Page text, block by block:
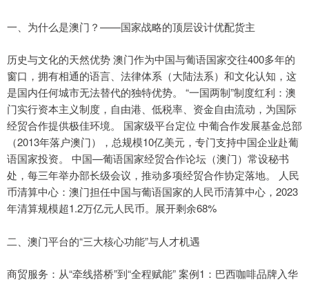
一、为什么是澳门？——国家战略的顶层设计优配货主
历史与文化的天然优势 澳门作为中国与葡语国家交往400多年的
窗口，拥有相通的语言、法律体系（大陆法系）和文化认知，这
是国内任何城市无法替代的独特优势。 “一国两制”制度红利：澳
门实行资本主义制度，自由港、低税率、资金自由流动，为国际
经贸合作提供极佳环境。 国家级平台定位 中葡合作发展基金总部
（2013年落户澳门），总规模10亿美元，专门支持中国企业赴葡
语国家投资。 中国—葡语国家经贸合作论坛（澳门）常设秘书
处，每三年举办部长级会议，推动多项经贸合作协定落地。 人民
币清算中心：澳门担任中国与葡语国家的人民币清算中心，2023
年清算规模超1.2万亿元人民币。展开剩余68%
二、澳门平台的“三大核心功能”与人才机遇
商贸服务：从“牵线搭桥”到“全程赋能” 案例1：巴西咖啡品牌入华